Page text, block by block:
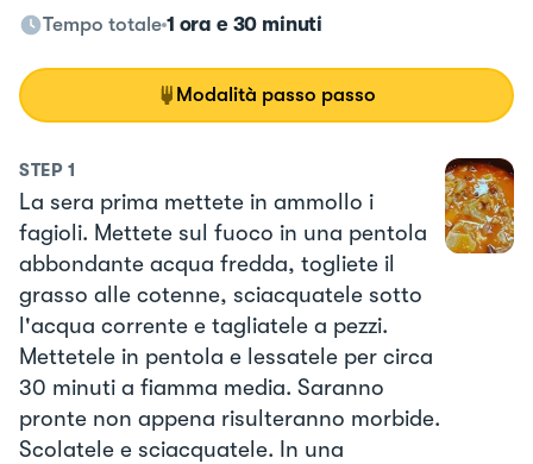
Tempo totale 1 ora e 30 minuti
Modalità passo passo
STEP 1
La sera prima mettete in ammollo i
fagioli. Mettete sul fuoco in una pentola
abbondante acqua fredda, togliete il
grasso alle cotenne, sciacquatele sotto
l'acqua corrente e tagliatele a pezzi.
Mettetele in pentola e lessatele per circa
30 minuti a fiamma media. Saranno
pronte non appena risulteranno morbide.
Scolatele e sciacquatele. In una